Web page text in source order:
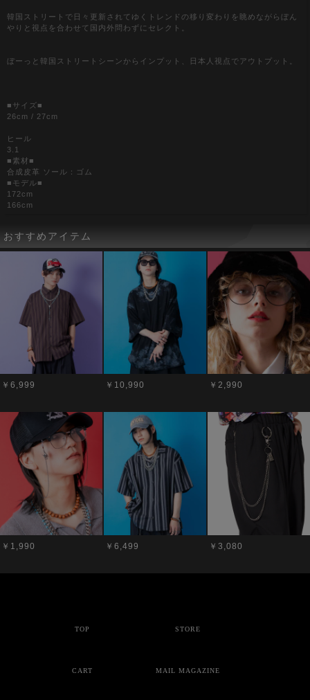
韓国ストリートで日々更新されてゆくトレンドの移り変わりを眺めながらぼん
やりと視点を合わせて国内外問わずにセレクト。
ぼーっと韓国ストリートシーンからインプット、日本人視点でアウトプット。
■サイズ■
26cm / 27cm
ヒール
3.1
■素材■
合成皮革 ソール：ゴム
■モデル■
172cm
166cm
おすすめアイテム
￥6,999 ￥10,990 ￥2,990
￥1,990 ￥6,499 ￥3,080
TOP STORE
CART MAIL MAGAZINE